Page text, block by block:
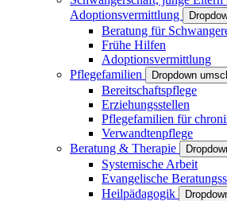
Adoptionsvermittlung
Beratung für
Frühe Hilfen
Adoptionsvermittlung
Pflegefamilien
Dropdown
Bereitschaftspflege
Erziehungsstellen
Pflegefamilien für
Verwandtenpflege
Beratung & Therapie
Systemische Arbeit
Evangelische
Heilpädagogik